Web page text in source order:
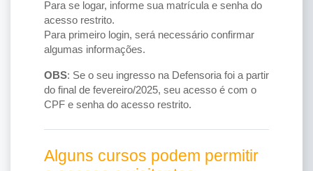
Para se logar, informe sua matrícula e senha do
acesso restrito.
Para primeiro login, será necessário confirmar
algumas informações.
OBS: Se o seu ingresso na Defensoria foi a partir
do final de fevereiro/2025, seu acesso é com o
CPF e senha do acesso restrito.
Alguns cursos podem permitir